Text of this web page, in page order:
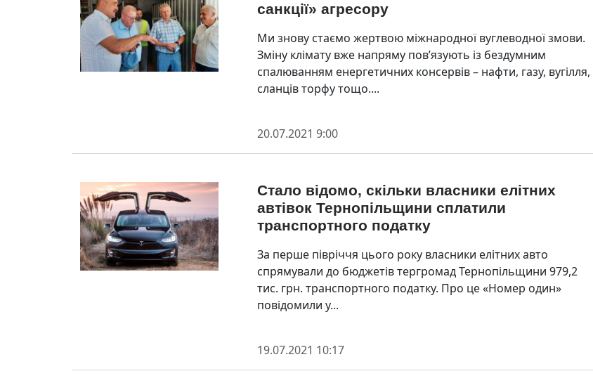
санкції» агресору
Ми знову стаємо жертвою міжнародної вуглеводної змови.
Зміну клімату вже напряму пов’язують із бездумним
спалюванням енергетичних консервів – нафти, газу, вугілля,
cланців торфу тощо....
20.07.2021 9:00
Стало відомо, скільки власники елітних
автівок Тернопільщини сплатили
транспортного податку
За перше півріччя цього року власники елітних авто
спрямували до бюджетів тергромад Тернопільщини 979,2
тис. грн. транспортного податку. Про це «Номер один»
повідомили у...
19.07.2021 10:17